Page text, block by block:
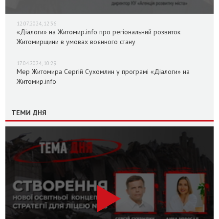
12.07.2024, 12:36
«Діалоги» на Житомир.info про регіональний розвиток
Житомирщини в умовах воєнного стану
17.04.2024, 10:29
Мер Житомира Сергій Сухомлин у програмі «Діалоги» на
Житомир.info
ТЕМИ ДНЯ